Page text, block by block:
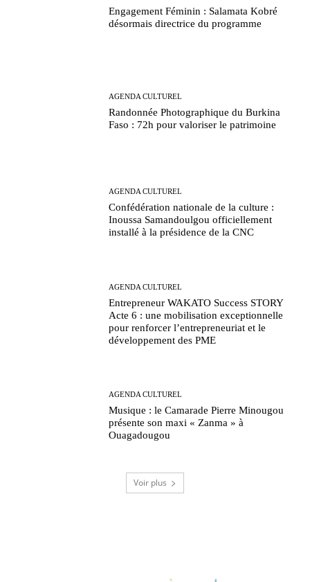
Engagement Féminin : Salamata Kobré
désormais directrice du programme
AGENDA CULTUREL
Randonnée Photographique du Burkina
Faso : 72h pour valoriser le patrimoine
AGENDA CULTUREL
Confédération nationale de la culture :
Inoussa Samandoulgou officiellement
installé à la présidence de la CNC
AGENDA CULTUREL
Entrepreneur WAKATO Success STORY
Acte 6 : une mobilisation exceptionnelle
pour renforcer l’entrepreneuriat et le
développement des PME
AGENDA CULTUREL
Musique : le Camarade Pierre Minougou
présente son maxi « Zanma » à
Ouagadougou
Voir plus